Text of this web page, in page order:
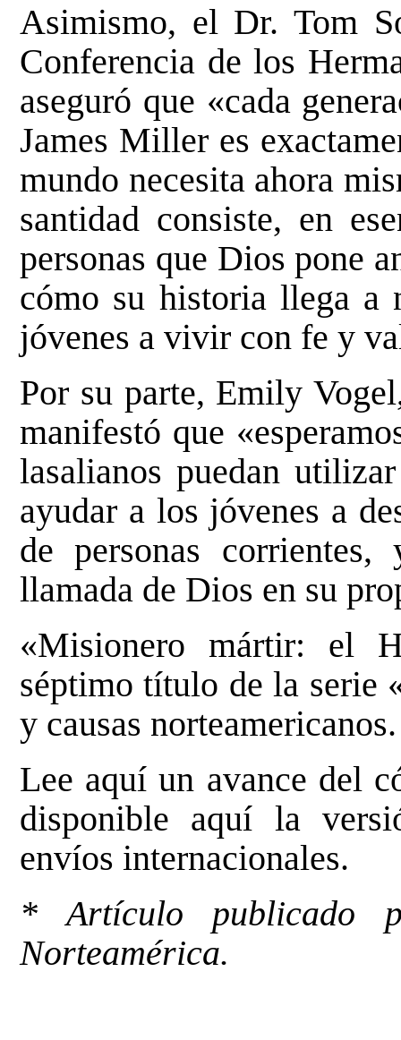
Asimismo, el Dr. Tom
Conferencia de los
aseguró que «cada
James Miller es
mundo necesita ahora
santidad consiste, en
personas que Dios pone
cómo su historia llega a
jóvenes a vivir con fe y
Por su parte, Emily
manifestó que
lasalianos puedan
ayudar a los jóvenes a
de personas
llamada de Dios en su
«Misionero mártir: el
séptimo título de la serie
y causas norteamericanos.
Lee aquí un avance del
disponible aquí la
envíos internacionales.
* Artículo publicado
Norteamérica.